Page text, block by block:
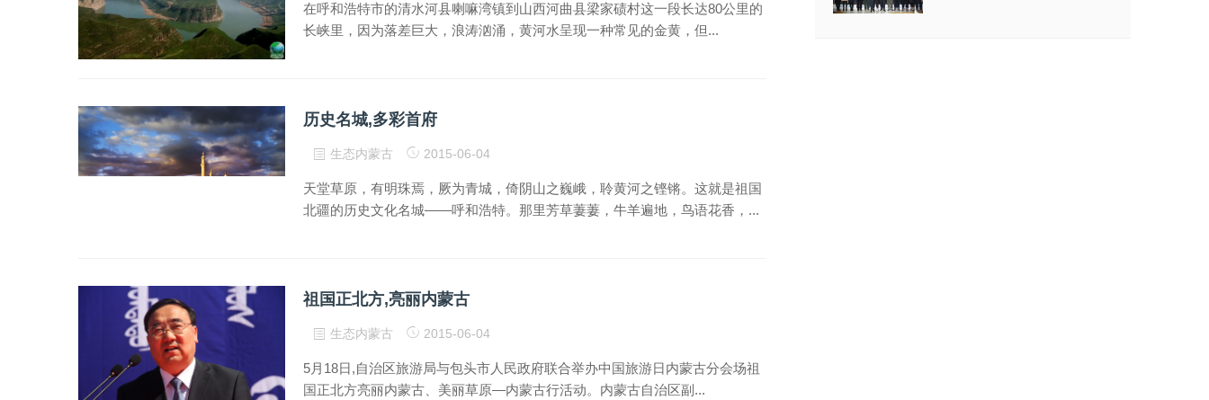
在呼和浩特市的清水河县喇嘛湾镇到山西河曲县梁家碛村这一段长达80公里的
长峡里，因为落差巨大，浪涛汹涌，黄河水呈现一种常见的金黄，但...
历史名城,多彩首府
生态内蒙古 2015-06-04
天堂草原，有明珠焉，厥为青城，倚阴山之巍峨，聆黄河之铿锵。这就是祖国
北疆的历史文化名城——呼和浩特。那里芳草萋萋，牛羊遍地，鸟语花香，...
祖国正北方,亮丽内蒙古
生态内蒙古 2015-06-04
5月18日,自治区旅游局与包头市人民政府联合举办中国旅游日内蒙古分会场祖
国正北方亮丽内蒙古、美丽草原—内蒙古行活动。内蒙古自治区副...